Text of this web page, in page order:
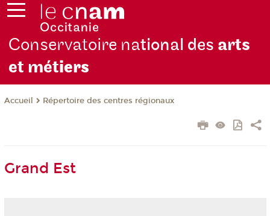
Conservatoire national des arts
et métiers
Accueil Répertoire des centres régionaux
Grand Est